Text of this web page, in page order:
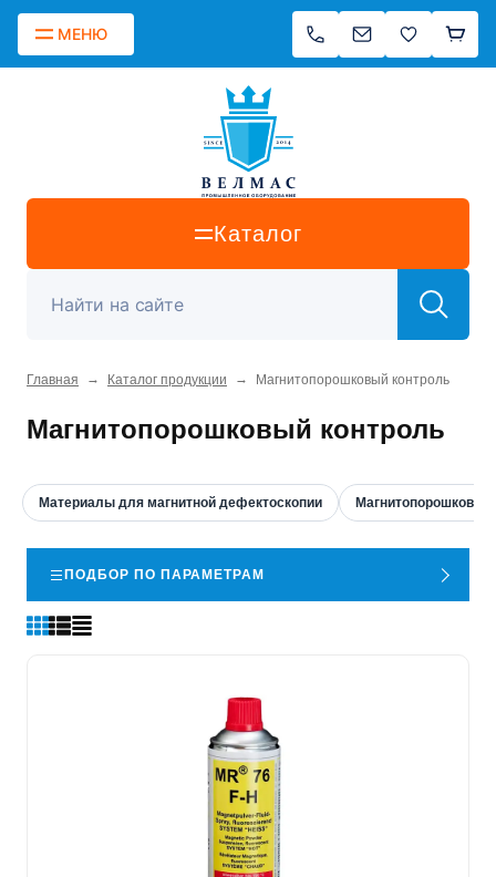
МЕНЮ
Каталог
Главная → Каталог продукции → Магнитопорошковый контроль
Магнитопорошковый контроль
Материалы для магнитной дефектоскопии
ПОДБОР ПО ПАРАМЕТРАМ